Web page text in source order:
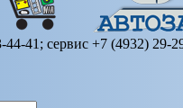
41; сервис +7 (4932) 29-